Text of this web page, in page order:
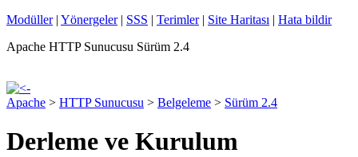
Modüller| Yönergeler| SSS | Terimler| Site Haritası | Hata bildir
Apache HTTP Sunucusu Sürüm 2.4
Apache > HTTP Sunucusu > Belgeleme > Sürüm 2.4
Derleme ve Kurulum